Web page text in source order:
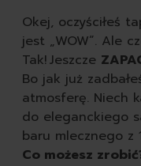
Okej, oczyściłeś
jest „WOW”. Ale
Tak! Jeszcze
Bo jak już
atmosferę. Niech
do eleganckiego
baru mlecznego z
Co możesz